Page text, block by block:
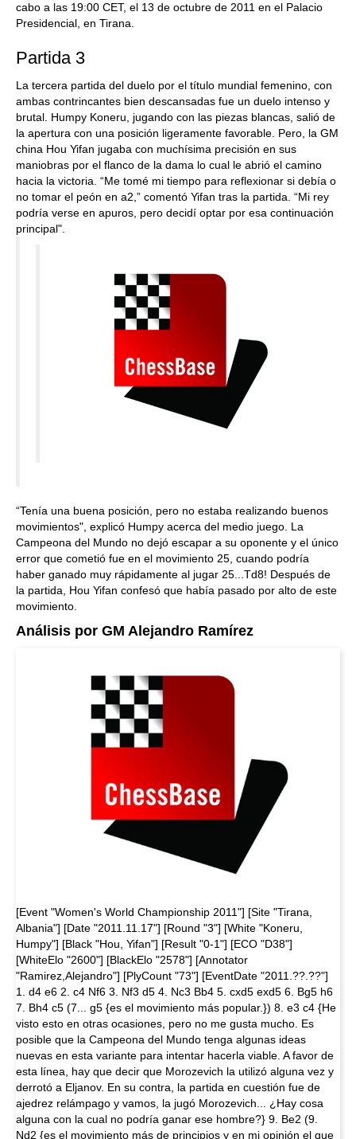
cabo a las 19:00 CET, el 13 de octubre de 2011 en el Palacio
Presidencial, en Tirana.
Partida 3
La tercera partida del duelo por el título mundial femenino, con
ambas contrincantes bien descansadas fue un duelo intenso y
brutal. Humpy Koneru, jugando con las piezas blancas, salió de
la apertura con una posición ligeramente favorable. Pero, la GM
china Hou Yifan jugaba con muchísima precisión en sus
maniobras por el flanco de la dama lo cual le abrió el camino
hacia la victoria. “Me tomé mi tiempo para reflexionar si debía o
no tomar el peón en a2,” comentó Yifan tras la partida. “Mi rey
podría verse en apuros, pero decidí optar por esa continuación
principal".
“Tenía una buena posición, pero no estaba realizando buenos
movimientos", explicó Humpy acerca del medio juego. La
Campeona del Mundo no dejó escapar a su oponente y el único
error que cometió fue en el movimiento 25, cuando podría
haber ganado muy rápidamente al jugar 25...Td8! Después de
la partida, Hou Yifan confesó que había pasado por alto de este
movimiento.
Análisis por GM Alejandro Ramírez
[Event "Women's World Championship 2011"] [Site "Tirana,
Albania"] [Date "2011.11.17"] [Round "3"] [White "Koneru,
Humpy"] [Black "Hou, Yifan"] [Result "0-1"] [ECO "D38"]
[WhiteElo "2600"] [BlackElo "2578"] [Annotator
"Ramirez,Alejandro"] [PlyCount "73"] [EventDate "2011.??.??"]
1. d4 e6 2. c4 Nf6 3. Nf3 d5 4. Nc3 Bb4 5. cxd5 exd5 6. Bg5 h6
7. Bh4 c5 (7... g5 {es el movimiento más popular.}) 8. e3 c4 {He
visto esto en otras ocasiones, pero no me gusta mucho. Es
posible que la Campeona del Mundo tenga algunas ideas
nuevas en esta variante para intentar hacerla viable. A favor de
esta línea, hay que decir que Morozevich la utilizó alguna vez y
derrotó a Eljanov. En su contra, la partida en cuestión fue de
ajedrez relámpago y vamos, la jugó Morozevich... ¿Hay cosa
alguna con la cual no podría ganar ese hombre?} 9. Be2 (9.
Nd2 {es el movimiento más de principios y en mi opinión el que